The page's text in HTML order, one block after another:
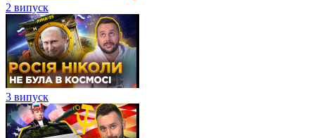
2 випуск
3 випуск